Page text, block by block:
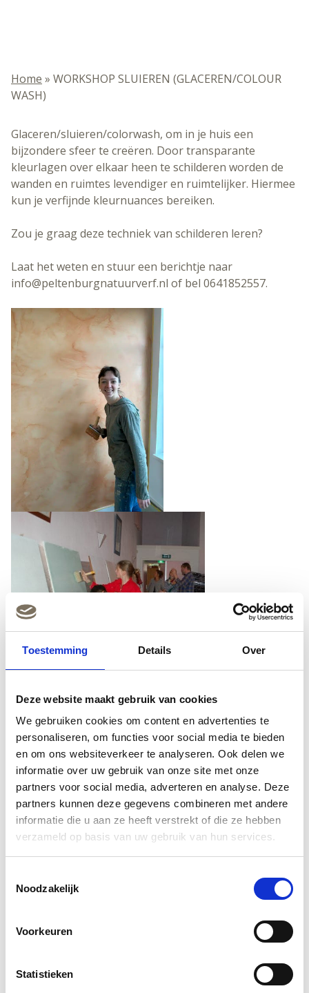
Toestemming Details Over
Deze website maakt gebruik van cookies
We gebruiken cookies om content en advertenties te
personaliseren, om functies voor social media te bieden
en om ons websiteverkeer te analyseren. Ook delen we
informatie over uw gebruik van onze site met onze
partners voor social media, adverteren en analyse. Deze
partners kunnen deze gegevens combineren met andere
informatie die u aan ze heeft verstrekt of die ze hebben
verzameld op basis van uw gebruik van hun services.
Noodzakelijk
Voorkeuren
Statistieken
Home » WORKSHOP SLUIEREN (GLACEREN/COLOUR
WASH)
Glaceren/sluieren/colorwash, om in je huis een
bijzondere sfeer te creëren. Door transparante
kleurlagen over elkaar heen te schilderen worden de
wanden en ruimtes levendiger en ruimtelijker. Hiermee
kun je verfijnde kleurnuances bereiken.
Zou je graag deze techniek van schilderen leren?
Laat het weten en stuur een berichtje naar
info@peltenburgnatuurverf.nl of bel 0641852557.